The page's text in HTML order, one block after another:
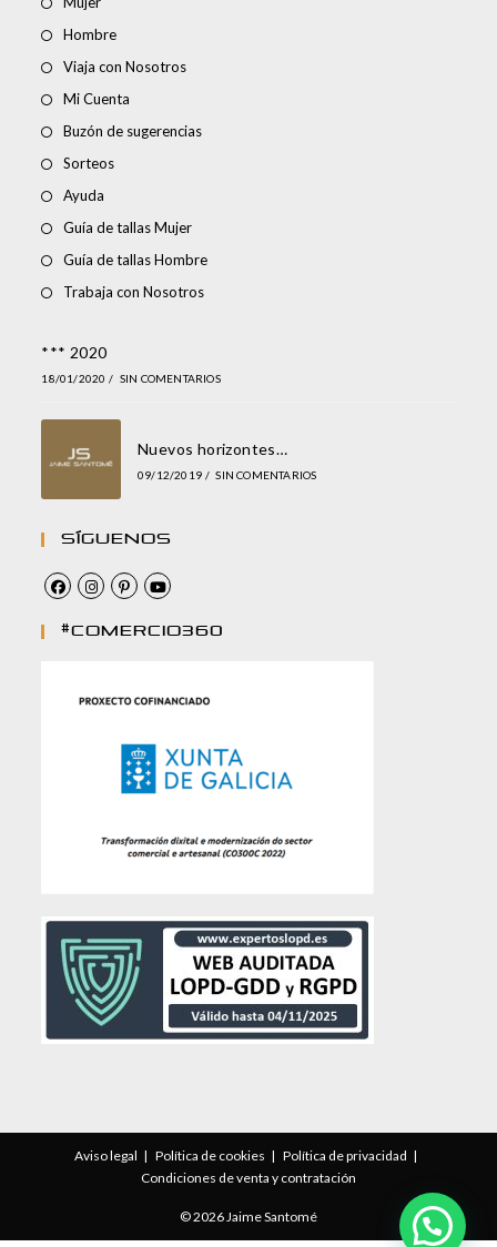
Hombre
Viaja con Nosotros
Mi Cuenta
Buzón de sugerencias
Sorteos
Ayuda
Guía de tallas Mujer
Guía de tallas Hombre
Trabaja con Nosotros
*** 2020
18/01/2020 / SIN COMENTARIOS
Nuevos horizontes…
09/12/2019 / SIN COMENTARIOS
Síguenos
#comercio360
Aviso legal Política de cookies
Política de privacidad
Condiciones de venta y contratación
© 2026 Jaime Santomé